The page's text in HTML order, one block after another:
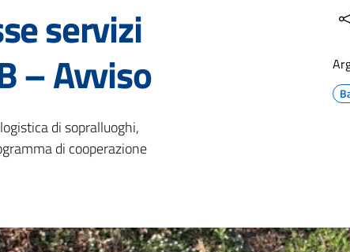
servizi
– Avviso
di sopralluoghi,
di cooperazione